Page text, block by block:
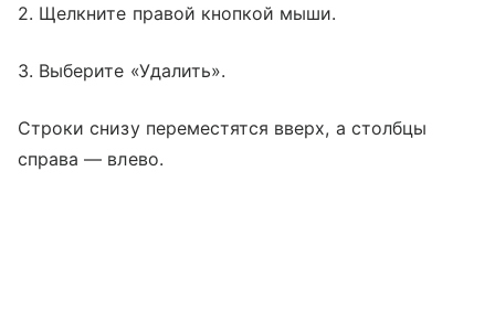
2. Щелкните правой кнопкой мыши.
3. Выберите «Удалить».
Строки снизу переместятся вверх, а столбцы
справа — влево.